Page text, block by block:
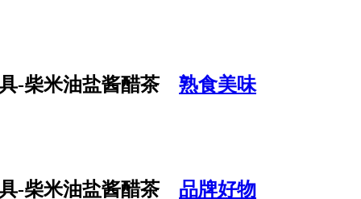
熟食美味
品牌好物